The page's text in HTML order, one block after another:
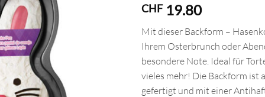
CHF19.80
Mit dieser Backform –
Ihrem Osterbrunch oder
besondere Note. Ideal für
vieles mehr! Die Backform ist
gefertigt und mit einer